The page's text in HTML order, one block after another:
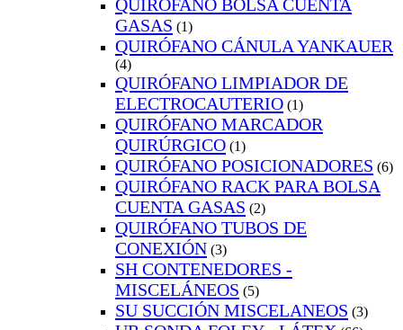
QUIRÓFANO BOLSA CUENTA
GASAS (1)
QUIRÓFANO CÁNULA YANKAUER
(4)
QUIRÓFANO LIMPIADOR DE
ELECTROCAUTERIO (1)
QUIRÓFANO MARCADOR
QUIRÚRGICO (1)
QUIRÓFANO POSICIONADORES (6)
QUIRÓFANO RACK PARA BOLSA
CUENTA GASAS (2)
QUIRÓFANO TUBOS DE
CONEXIÓN (3)
SH CONTENEDORES -
MISCELÁNEOS (5)
SU SUCCIÓN MISCELANEOS (3)